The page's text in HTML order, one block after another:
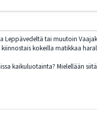
Leppävedeltä tai muutoin
kokeilla matikkaa
kaikuluotainta? Mielellään